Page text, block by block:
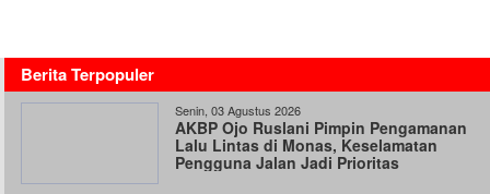
Berita Terpopuler
Senin, 03 Agustus 2026
AKBP Ojo Ruslani Pimpin Pengamanan
Lalu Lintas di Monas, Keselamatan
Pengguna Jalan Jadi Prioritas